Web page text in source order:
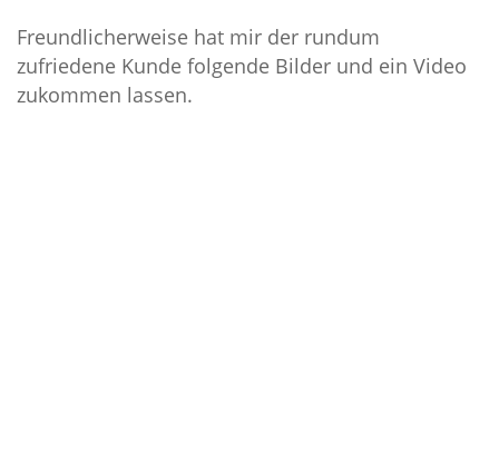
Freundlicherweise hat mir der rundum
zufriedene Kunde folgende Bilder und ein Video
zukommen lassen.